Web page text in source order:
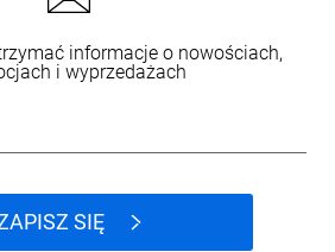
informacje o nowościach,
i wyprzedażach
SIĘ